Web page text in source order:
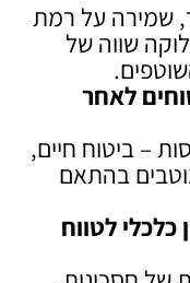
שמירה על רמת
שווה של
לאחר
– ביטוח חיים,
בהתאם
כלכלי לטווח